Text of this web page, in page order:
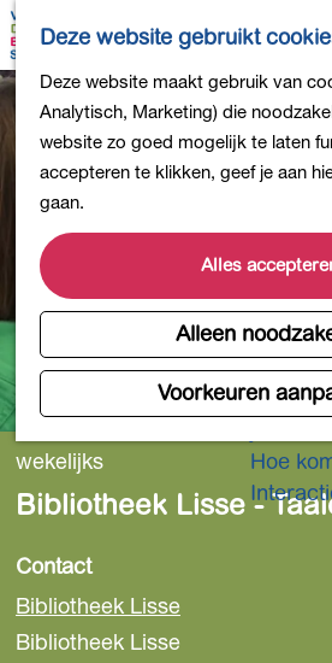
Deze website gebruikt
Deze website maakt gebruik van
Analytisch, Marketing) die
website zo goed mogelijk te laten
accepteren te klikken, geef je aan
gaan.
Alles
Alleen
Voorkeuren
G
n
h
m
e
K
a
r
t
Z
e
k
e
n
e
n
u
Bollen
Uit eten
De
Musea
Gezond
Overnachten
Hoe
wekelijks
Bibliotheek Lisse -
Contact
Bibliotheek Lisse
Bibliotheek Lisse